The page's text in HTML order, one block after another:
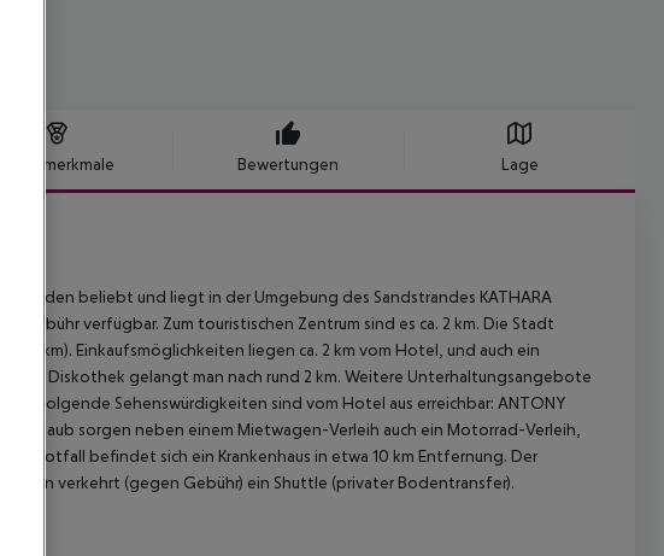
Hotelmerkmale Bewertungen Lage
beliebt und liegt in der Umgebung des Sandstrandes KATHARA
Gebühr verfügbar. Zum touristischen Zentrum sind es ca. 2 km. Die Stadt
30 km). Einkaufsmöglichkeiten liegen ca. 2 km vom Hotel, und auch ein
Diskothek gelangt man nach rund 2 km. Weitere Unterhaltungsangebote
Folgende Sehenswürdigkeiten sind vom Hotel aus erreichbar: ANTONY
im Urlaub sorgen neben einem Mietwagen-Verleih auch ein Motorrad-Verleih,
im Notfall befindet sich ein Krankenhaus in etwa 10 km Entfernung. Der
verkehrt (gegen Gebühr) ein Shuttle (privater Bodentransfer).